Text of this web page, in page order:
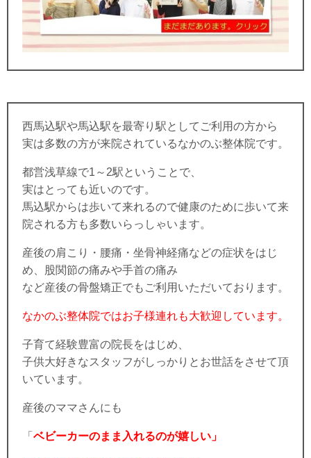
西馬込駅や馬込駅を最寄り駅としてご利用の方から
実は多数の方が来院されているなかのぶ整体院です。
都営浅草線で1～2駅ということで、
実はとっても近いのです。
馬込駅からは歩いて来れるので健康のために歩いて来
院される方も多数いらっしゃいます。
産後の肩こり・腰痛・坐骨神経痛などの症状をはじ
め、股関節の痛みや手首の痛み
など産後の骨盤矯正でもご利用いただいております。
なかのぶ整体院ではお子様連れも大歓迎しています。
子育て経験豊富の院長をはじめ、
子供大好きなスタッフがしっかりとお世話をさせて頂
いています。
産後のママさんにも
「 ベビーカーのまま入れるのが嬉しい」